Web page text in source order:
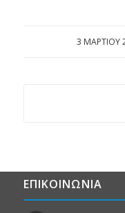
3 ΜΑΡΤΊΟΥ
/
ΕΠΙΚΟΙΝΩΝΙΑ